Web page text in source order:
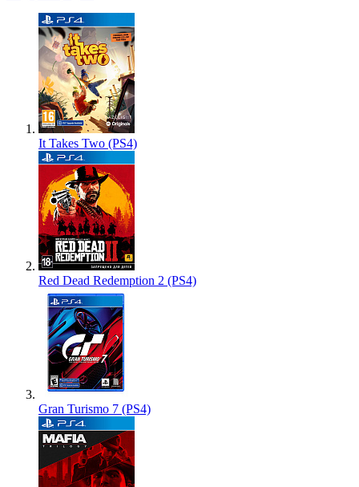
It Takes Two (PS4)
Red Dead Redemption 2 (PS4)
Gran Turismo 7 (PS4)